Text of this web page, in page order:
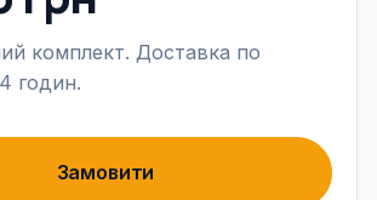
комплект. Доставка по
годин.
Замовити